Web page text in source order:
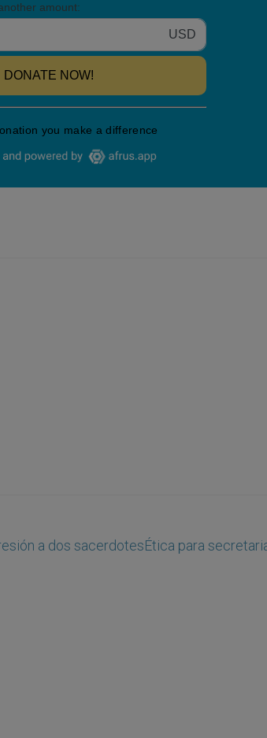
a dos sacerdotesÉtica para